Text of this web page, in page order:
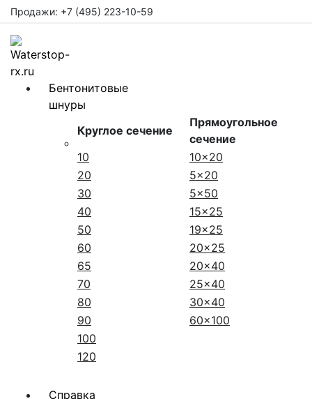
Продажи: +7 (495) 223-10-59
Бентонитовые
шнуры
Круглое сечение
Прямоугольное
сечение
10
10x20
20
5x20
30
5x50
40
15x25
50
19x25
60
20x25
65
20x40
70
25x40
80
30x40
90
60x100
100
120
Справка